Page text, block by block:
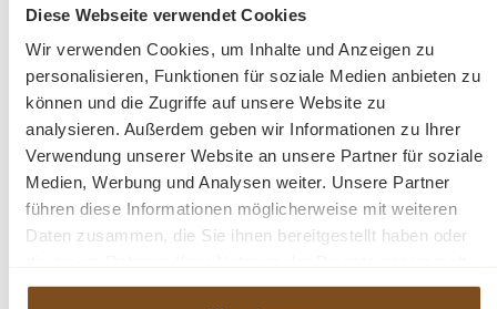
Diese Webseite verwendet Cookies
Wir verwenden Cookies, um Inhalte und Anzeigen zu
personalisieren, Funktionen für soziale Medien anbieten zu
können und die Zugriffe auf unsere Website zu
analysieren. Außerdem geben wir Informationen zu Ihrer
Verwendung unserer Website an unsere Partner für soziale
Medien, Werbung und Analysen weiter. Unsere Partner
führen diese Informationen möglicherweise mit weiteren
Daten zusammen, die Sie ihnen bereitgestellt haben oder
haben.
In den Warenkorb
Rabatt
-21%